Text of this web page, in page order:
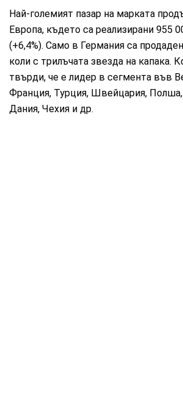
Най-големият пазар на марката
Европа, където са реализирани 955
(+6,4%). Само в Германия са
коли с трилъчата звезда на капака.
твърди, че е лидер в сегмента във
Франция, Турция, Швейцария, Полша,
Дания, Чехия и др.